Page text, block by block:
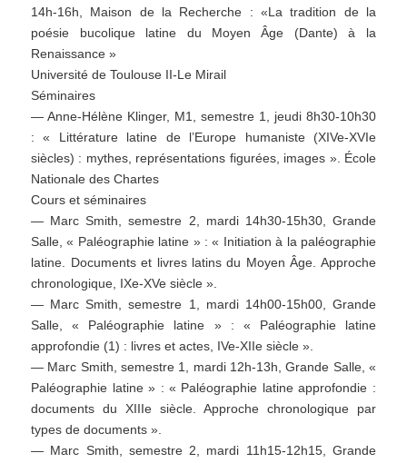
14h-16h, Maison de la Recherche : «La tradition de la
poésie bucolique latine du Moyen Âge (Dante) à la
Renaissance »
Université de Toulouse II-Le Mirail
Séminaires
— Anne-Hélène Klinger, M1, semestre 1, jeudi 8h30-10h30
: « Littérature latine de l’Europe humaniste (XIVe-XVIe
siècles) : mythes, représentations figurées, images ». École
Nationale des Chartes
Cours et séminaires
— Marc Smith, semestre 2, mardi 14h30-15h30, Grande
Salle, « Paléographie latine » : « Initiation à la paléographie
latine. Documents et livres latins du Moyen Âge. Approche
chronologique, IXe-XVe siècle ».
— Marc Smith, semestre 1, mardi 14h00-15h00, Grande
Salle, « Paléographie latine » : « Paléographie latine
approfondie (1) : livres et actes, IVe-XIIe siècle ».
— Marc Smith, semestre 1, mardi 12h-13h, Grande Salle, «
Paléographie latine » : « Paléographie latine approfondie :
documents du XIIIe siècle. Approche chronologique par
types de documents ».
— Marc Smith, semestre 2, mardi 11h15-12h15, Grande